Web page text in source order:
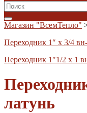
Search
for:
Магазин "ВсемТепло"
Переходник 1″ х 3/4
Переходник 1″1/2 х 1
латунь